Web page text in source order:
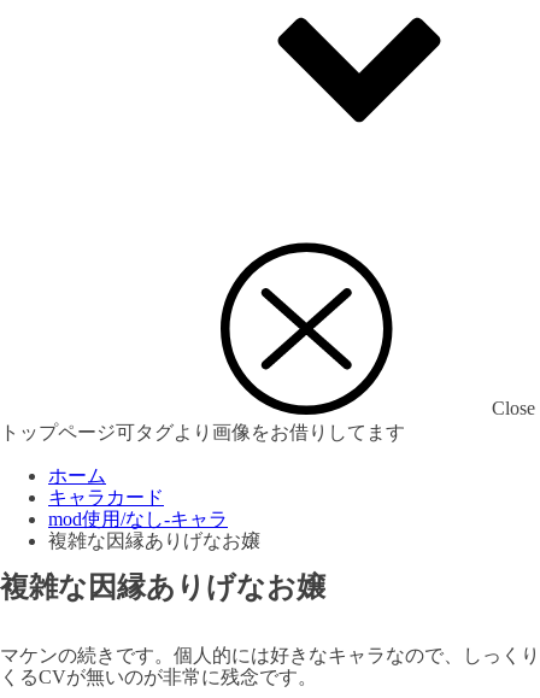
Close
トップページ可タグより画像をお借りしてます
ホーム
キャラカード
mod使用/なし-キャラ
複雑な因縁ありげなお嬢
複雑な因縁ありげなお嬢
マケンの続きです。個人的には好きなキャラなので、しっくり
くるCVが無いのが非常に残念です。